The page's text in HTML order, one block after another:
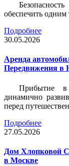
обеспечить
Подробнее
30.05.2026
Аренда
Передвижения
Прибытие
динамично
перед
Подробнее
27.05.2026
Дом Хлопковой
в Москве